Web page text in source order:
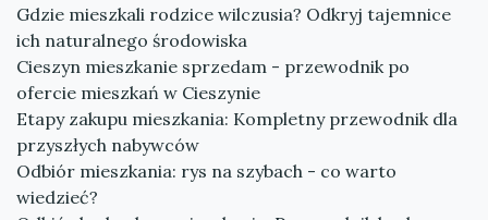
Gdzie mieszkali rodzice wilczusia? Odkryj tajemnice
ich naturalnego środowiska
Cieszyn mieszkanie sprzedam - przewodnik po
ofercie mieszkań w Cieszynie
Etapy zakupu mieszkania: Kompletny przewodnik dla
przyszłych nabywców
Odbiór mieszkania: rys na szybach - co warto
wiedzieć?